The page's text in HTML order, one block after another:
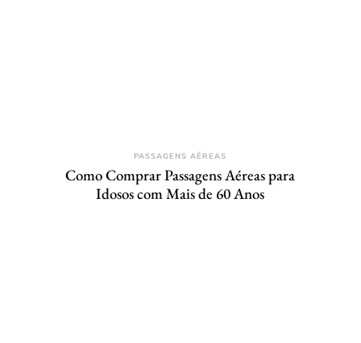
PASSAGENS AÉREAS
Como Comprar Passagens Aéreas para
Idosos com Mais de 60 Anos